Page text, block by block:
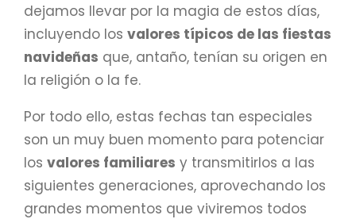
dejamos llevar por la magia de estos días,
incluyendo los valores típicos de las fiestas
navideñas que, antaño, tenían su origen en
la religión o la fe.
Por todo ello, estas fechas tan especiales
son un muy buen momento para potenciar
los valores familiares y transmitirlos a las
siguientes generaciones, aprovechando los
grandes momentos que viviremos todos